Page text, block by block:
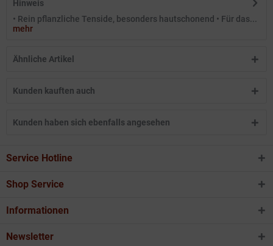
Hinweis
• Rein pflanzliche Tenside, besonders hautschonend • Für das...
mehr
Ähnliche Artikel
Kunden kauften auch
Kunden haben sich ebenfalls angesehen
Service Hotline
Shop Service
Informationen
Newsletter